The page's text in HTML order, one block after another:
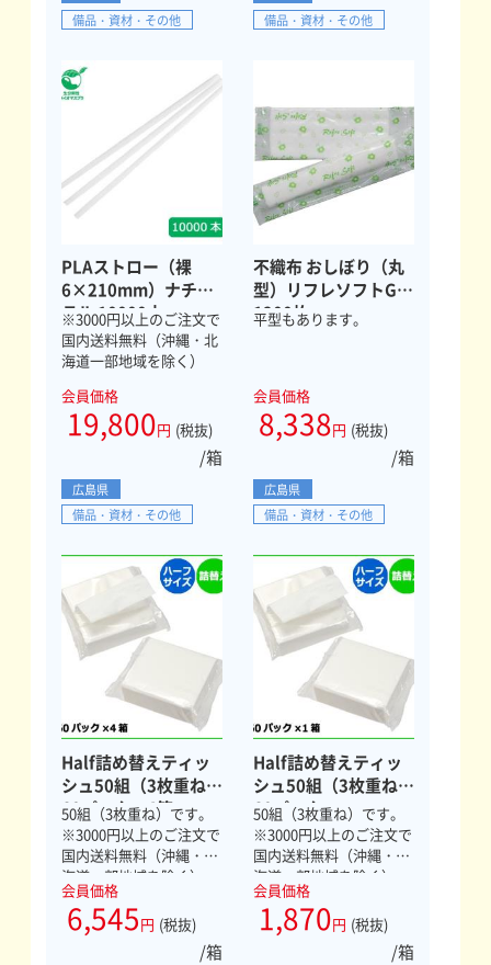
備品・資材・その他
備品・資材・その他
PLAストロー（裸
6×210mm）ナチュ
ラル 10000本
※3000円以上のご注文で
国内送料無料（沖縄・北
海道一部地域を除く）
会員価格
19,800円 (税抜)
/箱
広島県
備品・資材・その他
不織布 おしぼり（丸
型）リフレソフトG
1200枚
平型もあります。
会員価格
8,338円 (税抜)
/箱
広島県
備品・資材・その他
Half詰め替えティッ
シュ50組（3枚重ね）
60パック×4箱
50組（3枚重ね）です。
※3000円以上のご注文で
国内送料無料（沖縄・北
海道一部地域を除く）
会員価格
6,545円 (税抜)
/箱
Half詰め替えティッ
シュ50組（3枚重ね）
60パック
50組（3枚重ね）です。
※3000円以上のご注文で
国内送料無料（沖縄・北
海道一部地域を除く）
会員価格
1,870円 (税抜)
/箱